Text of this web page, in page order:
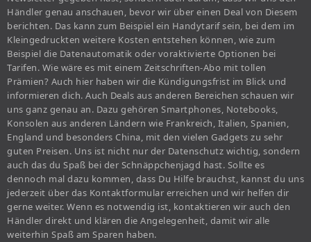
Händler genau anschauen, bevor wir über einen Deal von Diesem
berichten. Das kann zum Beispiel ein Handytarif sein, bei dem im
Kleingedruckten weitere Kosten entstehen können, wie zum
Beispiel die Datenautomatik oder voraktivierte Optionen bei
Tarifen. Wie wäre es mit einem Zeitschriften-Abo mit tollen
Prämien? Auch hier haben wir die Kündigungsfrist im Blick und
informieren dich. Auch Deals aus anderen Bereichen schauen wir
uns ganz genau an. Dazu gehören Smartphones, Notebooks,
Konsolen aus anderen Ländern wie Frankreich, Italien, Spanien,
England und besonders China, mit den vielen Gadgets zu sehr
guten Preisen. Uns ist nicht nur der Datenschutz wichtig, sondern
auch das du Spaß bei der Schnäppchenjagd hast. Sollte es
dennoch mal dazu kommen, dass Du Hilfe brauchst, kannst du uns
jederzeit über das Kontaktformular erreichen und wir helfen dir
gerne weiter. Wenn es notwendig ist, kontaktieren wir auch den
Händler direkt und klären die Angelegenheit, damit wir alle
weiterhin Spaß am Sparen haben.